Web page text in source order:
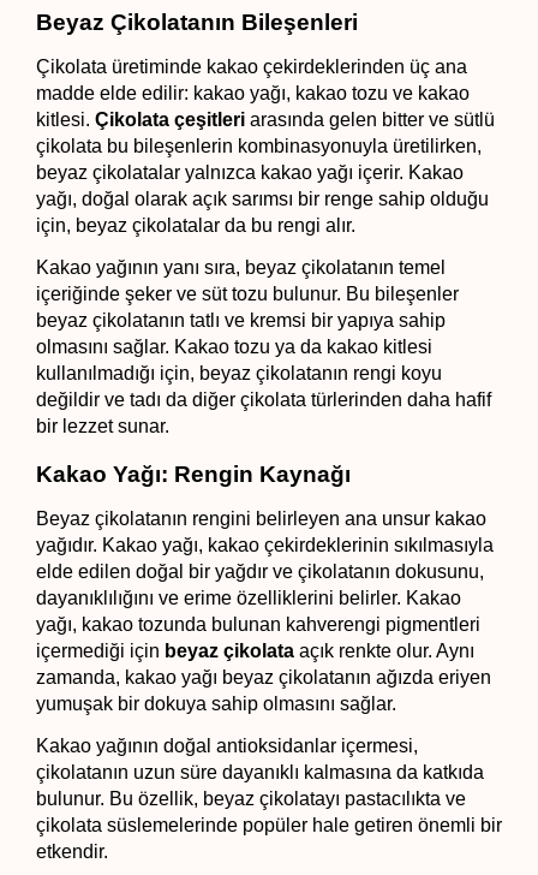
Beyaz Çikolatanın Bileşenleri
Çikolata üretiminde kakao çekirdeklerinden üç ana
madde elde edilir: kakao yağı, kakao tozu ve kakao
kitlesi. Çikolata çeşitleri arasında gelen bitter ve sütlü
çikolata bu bileşenlerin kombinasyonuyla üretilirken,
beyaz çikolatalar yalnızca kakao yağı içerir. Kakao
yağı, doğal olarak açık sarımsı bir renge sahip olduğu
için, beyaz çikolatalar da bu rengi alır.
Kakao yağının yanı sıra, beyaz çikolatanın temel
içeriğinde şeker ve süt tozu bulunur. Bu bileşenler
beyaz çikolatanın tatlı ve kremsi bir yapıya sahip
olmasını sağlar. Kakao tozu ya da kakao kitlesi
kullanılmadığı için, beyaz çikolatanın rengi koyu
değildir ve tadı da diğer çikolata türlerinden daha hafif
bir lezzet sunar.
Kakao Yağı: Rengin Kaynağı
Beyaz çikolatanın rengini belirleyen ana unsur kakao
yağıdır. Kakao yağı, kakao çekirdeklerinin sıkılmasıyla
elde edilen doğal bir yağdır ve çikolatanın dokusunu,
dayanıklılığını ve erime özelliklerini belirler. Kakao
yağı, kakao tozunda bulunan kahverengi pigmentleri
içermediği için beyaz çikolata açık renkte olur. Aynı
zamanda, kakao yağı beyaz çikolatanın ağızda eriyen
yumuşak bir dokuya sahip olmasını sağlar.
Kakao yağının doğal antioksidanlar içermesi,
çikolatanın uzun süre dayanıklı kalmasına da katkıda
bulunur. Bu özellik, beyaz çikolatayı pastacılıkta ve
çikolata süslemelerinde popüler hale getiren önemli bir
etkendir.